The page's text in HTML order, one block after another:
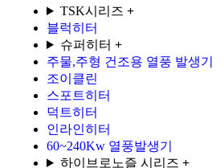
TSK시리즈 +
블럭히터
슈퍼히터 +
주물,주형 건조용 열풍 발생기
조이클린
스포트히터
덕트히터
인라인히터
60~240Kw 열풍발생기
하이브로노즐 시리즈 +